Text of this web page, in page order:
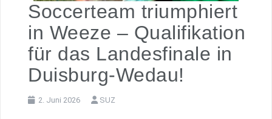
Soccerteam triumphiert
in Weeze – Qualifikation
für das Landesfinale in
Duisburg-Wedau!
2. Juni 2026 SUZ